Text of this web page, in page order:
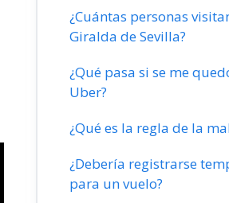
¿Cuántas personas
Giralda de Sevilla?
¿Qué pasa si se me
Uber?
¿Qué es la regla de la
¿Debería registrarse
para un vuelo?